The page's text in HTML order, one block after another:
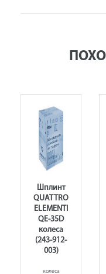
Шплинт
QUATTRO
ELEMENTI
QE-35D
колеса
(243-912-
003)
колеса